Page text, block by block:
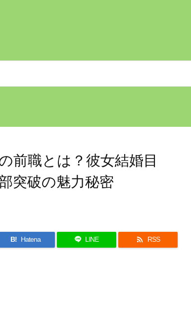
前職とは？彼女結婚目
突破の魅力秘密
B! Hatena LINE  RSS